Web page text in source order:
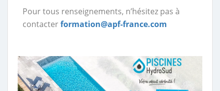
Pour tous renseignements, n’hésitez pas à
contacterformation@apf-france.com